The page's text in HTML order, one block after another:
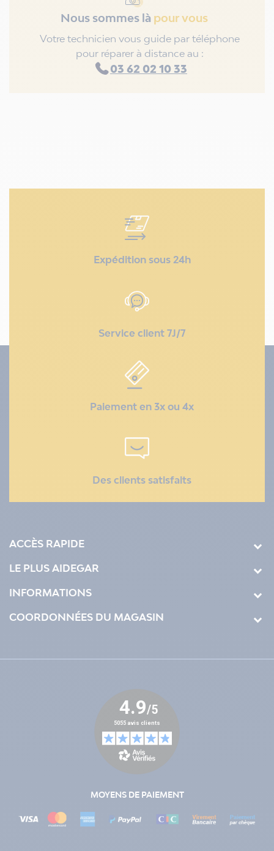
Nous sommes là pour vous
Votre technicien vous guide par téléphone
pour réparer à distance au :
03 62 02 10 33
Expédition sous 24h
Service client 7J/7
Paiement en 3x ou 4x
Des clients satisfaits
ACCÈS RAPIDE
LE PLUS AIDEGAR
INFORMATIONS
COORDONNÉES DU MAGASIN
MOYENS DE PAIEMENT